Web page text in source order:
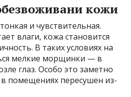
кожи
и чувствительная.
влаги, кожа становится
В таких условиях на
мелкие морщинки — в
глаз. Особо это заметно
помещениях пересушен из-